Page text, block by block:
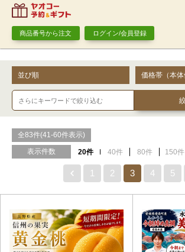
商品番号から注文 ログイン/会員登録
並び順 価格帯（本体
全83件(41-60件表示)
表示件数
20件 40件 80件 150件
1 2 3 4 5